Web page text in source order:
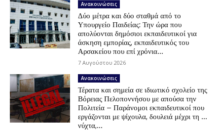
Ανακοινώσεις
Δύο μέτρα και δύο σταθμά από το
Υπουργείο Παιδείας: Την ώρα που
απολύονται δημόσιοι εκπαιδευτικοί για
άσκηση εμπορίας, εκπαιδευτικός του
Αρσακείου που επί χρόνια...
7 Αυγούστου 2026
Ανακοινώσεις
Τέρατα και σημεία σε ιδιωτικό σχολείο της
Βόρειας Πελοποννήσου με απούσα την
Πολιτεία – Παράνομοι εκπαιδευτικοί που
εργάζονται με ψίχουλα, δουλειά μέχρι τη …
νύχτα,...